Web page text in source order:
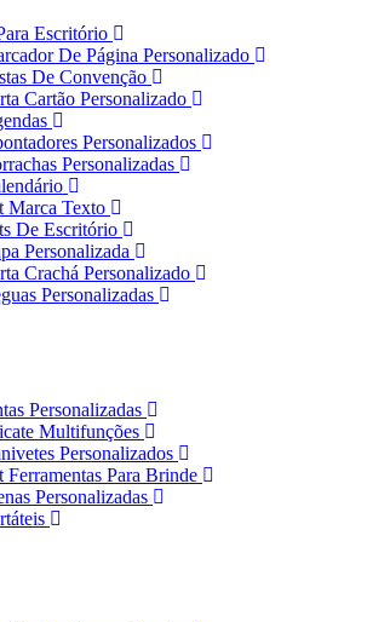
Escritório
De Página Personalizado
De Convenção
Cartão Personalizado
Personalizados
Personalizadas
Marca Texto
De Escritório
Personalizada
Crachá Personalizado
Personalizadas
Personalizadas
Multifunções
Personalizados
Ferramentas Para Brinde
Personalizadas